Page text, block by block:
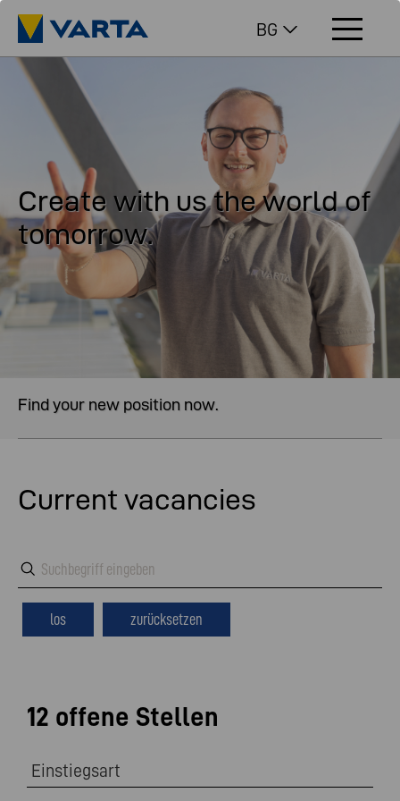
BG
Create with us the world of
tomorrow.
Find your new position now.
Current vacancies
los zurücksetzen
12 offene Stellen
Einstiegsart